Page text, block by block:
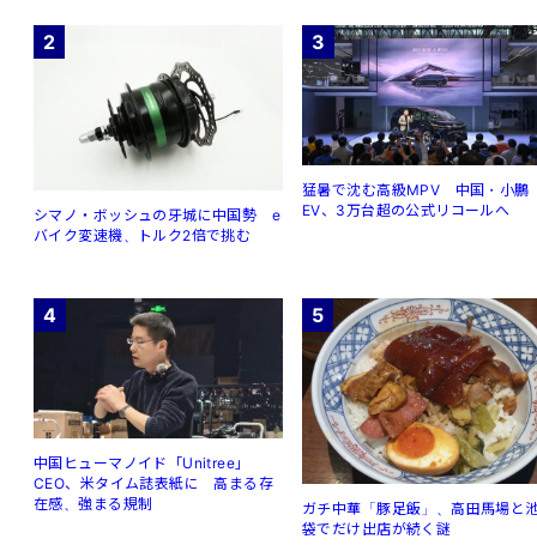
2
シマノ・ボッシュの牙城に中国勢 e
バイク変速機、トルク2倍で挑む
3
猛暑で沈む高級MPV 中国・小鵬
EV、3万台超の公式リコールへ
4
中国ヒューマノイド「Unitree」
CEO、米タイム誌表紙に 高まる存
在感、強まる規制
5
ガチ中華「豚足飯」、高田馬場と
袋でだけ出店が続く謎